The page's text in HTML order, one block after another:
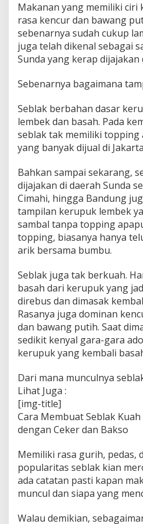
Makanan yang memiliki ciri
rasa kencur dan bawang
sebenarnya sudah cukup
juga telah dikenal sebagai
Sunda yang kerap
Sebenarnya bagaimana
Seblak berbahan dasar
lembek dan basah. Pada
seblak tak memiliki
yang banyak dijual di
Bahkan sampai sekarang,
dijajakan di daerah Sunda
Cimahi, hingga Bandung
tampilan kerupuk lembek
sambal tanpa topping
topping, biasanya hanya
arik bersama bumbu.
Seblak juga tak berkuah.
basah dari kerupuk yang
direbus dan dimasak
Rasanya juga dominan
dan bawang putih. Saat
sedikit kenyal gara-gara
kerupuk yang kembali
Dari mana munculnya
Lihat Juga :
[img-title]
Cara Membuat Seblak
dengan Ceker dan Bakso
Memiliki rasa gurih, pedas,
popularitas seblak kian
ada catatan pasti kapan
muncul dan siapa yang
Walau demikian,